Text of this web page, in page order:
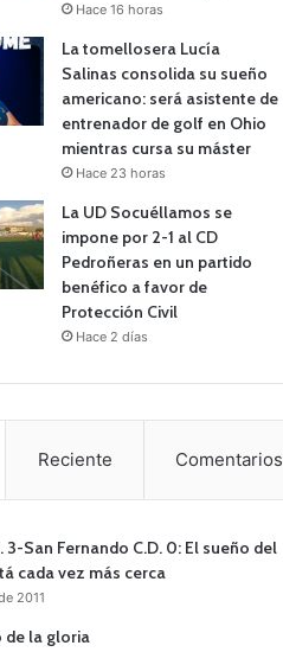
Hace 16 horas
La tomellosera Lucía
Salinas consolida su sueño
americano: será asistente de
entrenador de golf en Ohio
mientras cursa su máster
Hace 23 horas
La UD Socuéllamos se
impone por 2-1 al CD
Pedroñeras en un partido
benéfico a favor de
Protección Civil
Hace 2 días
Reciente Comentarios
3-San Fernando C.D. 0: El sueño del
cada vez más cerca
2011
de la gloria